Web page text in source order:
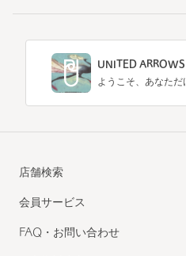
UNITED
ようこそ、あなた
店舗検索
会員サービス
FAQ・お問い合わせ